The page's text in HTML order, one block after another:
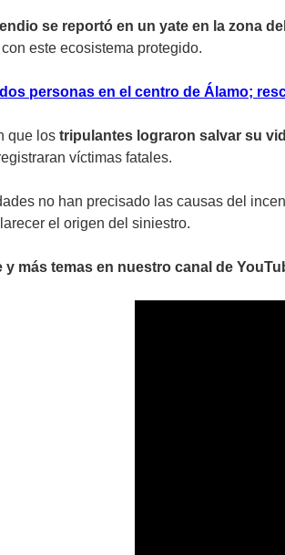
se reportó en un yate en la zona
este ecosistema protegido.
personas en el centro de Álamo;
que los tripulantes lograron salvar su
víctimas fatales.
no han precisado las causas del
el origen del siniestro.
más temas en nuestro canal de